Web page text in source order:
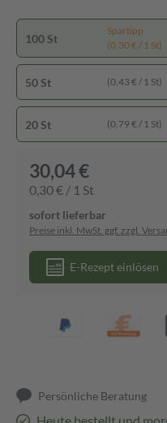
100 St
Spartipp
(0,30 € / 1 St)
50 St (0,43 € / 1 St)
20 St (0,79 € / 1 St)
30,04 €
0,30 € / 1 St
sofort lieferbar
Preise inkl. MwSt. ggf. zzgl.
E-Rezept einlösen
Persönliche Beratung